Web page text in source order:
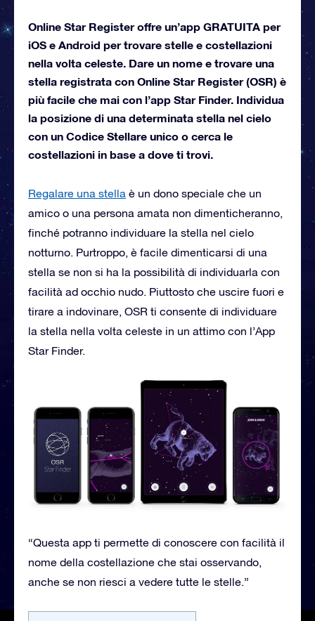
Online Star Register offre un’app GRATUITA per
iOS e Android per trovare stelle e costellazioni
nella volta celeste. Dare un nome e trovare una
stella registrata con Online Star Register (OSR) è
più facile che mai con l’app Star Finder. Individua
la posizione di una determinata stella nel cielo
con un Codice Stellare unico o cerca le
costellazioni in base a dove ti trovi.
Regalare una stella è un dono speciale che un
amico o una persona amata non dimenticheranno,
finché potranno individuare la stella nel cielo
notturno. Purtroppo, è facile dimenticarsi di una
stella se non si ha la possibilità di individuarla con
facilità ad occhio nudo. Piuttosto che uscire fuori e
tirare a indovinare, OSR ti consente di individuare
la stella nella volta celeste in un attimo con l’App
Star Finder.
“Questa app ti permette di conoscere con facilità il
nome della costellazione che stai osservando,
anche se non riesci a vedere tutte le stelle.”